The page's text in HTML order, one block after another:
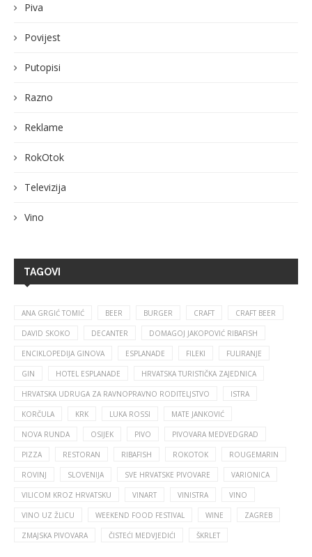
Piva
Povijest
Putopisi
Razno
Reklame
RokOtok
Televizija
Vino
TAGOVI
ANA GRGIĆ TOMIĆ BEER BURGER CRAFT CRAFT BEER
DAVID SKOKO DECANTER DOMAGOJ JAKOPOVIĆ RIBAFISH
ENCIKLOPEDIJA GINOVA ESPLANADE FILEKI FULIRANJE
GIN HOTEL ESPLANADE HRVATSKA TURISTIČKA ZAJEDNICA
HRVATSKA UDRUGA ZA RAVNOPRAVNO RODITELJSTVO ISTRA
KORČULA KRK LUKA ROSSI MATE JANKOVIĆ
NOVA RUNDA OSIJEK PIVO PIVOVARA MEDVEDGRAD
PIZZA RESTORAN RIBAFISH ROKOTOK ROUGEMARIN
ROVINJ SLOVENIJA SVE HRVATSKE PIVOVARE VARIONICA
VILICOM KROZ HRVATSKU VINART VINISTRA VINO
VINO UZ ŽLICU WEEKEND FOOD FESTIVAL WINE ZAGREB
ZMAJSKA PIVOVARA ČISTEĆI MEDVJEDIĆI ŠKRLET